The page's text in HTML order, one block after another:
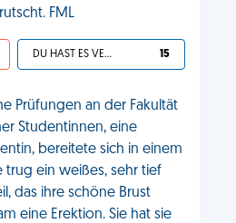
FML
DU HAST ES VERDIENT 15
Prüfungen an der Fakultät
Studentinnen, eine
bereitete sich in einem
trug ein weißes, sehr tief
das ihre schöne Brust
eine Erektion. Sie hat sie